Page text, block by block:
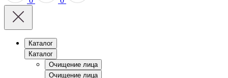
Каталог
Каталог
Очищение лица
Очищение лица